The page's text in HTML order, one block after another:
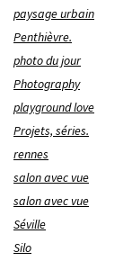
paysage urbain
Penthièvre.
photo du jour
Photography
playground love
Projets, séries.
rennes
salon avec vue
salon avec vue
Séville
Silo